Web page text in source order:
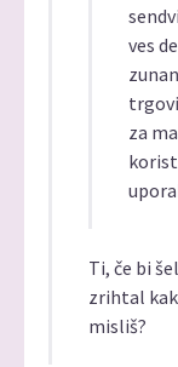
ves
za
Ti, če bi
zrihtal
misliš?